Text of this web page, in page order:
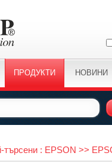
ПРОДУКТИ НОВИНИ
търсени : EPSON >>